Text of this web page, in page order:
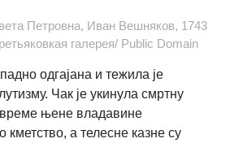
Петровна, Иван Вешняков, 1743
галерея/ Public Domain
одгајана и тежила је
Чак је укинула смртну
време њене владавине
кметство, а телесне казне су